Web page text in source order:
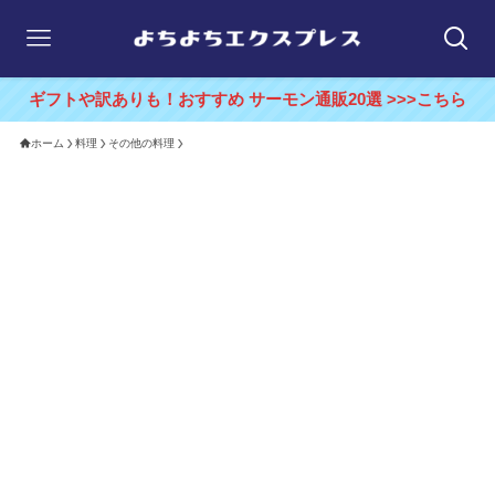
ギフトや訳ありも！おすすめ サーモン通販20選 >>>こちら
ホーム 料理 その他の料理